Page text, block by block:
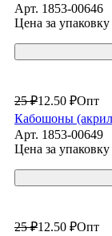
Арт. 1853-00646
Цена за
25 ₽12.50 ₽Опт
Кабошоны
Арт. 1853-00649
Цена за
25 ₽12.50 ₽Опт